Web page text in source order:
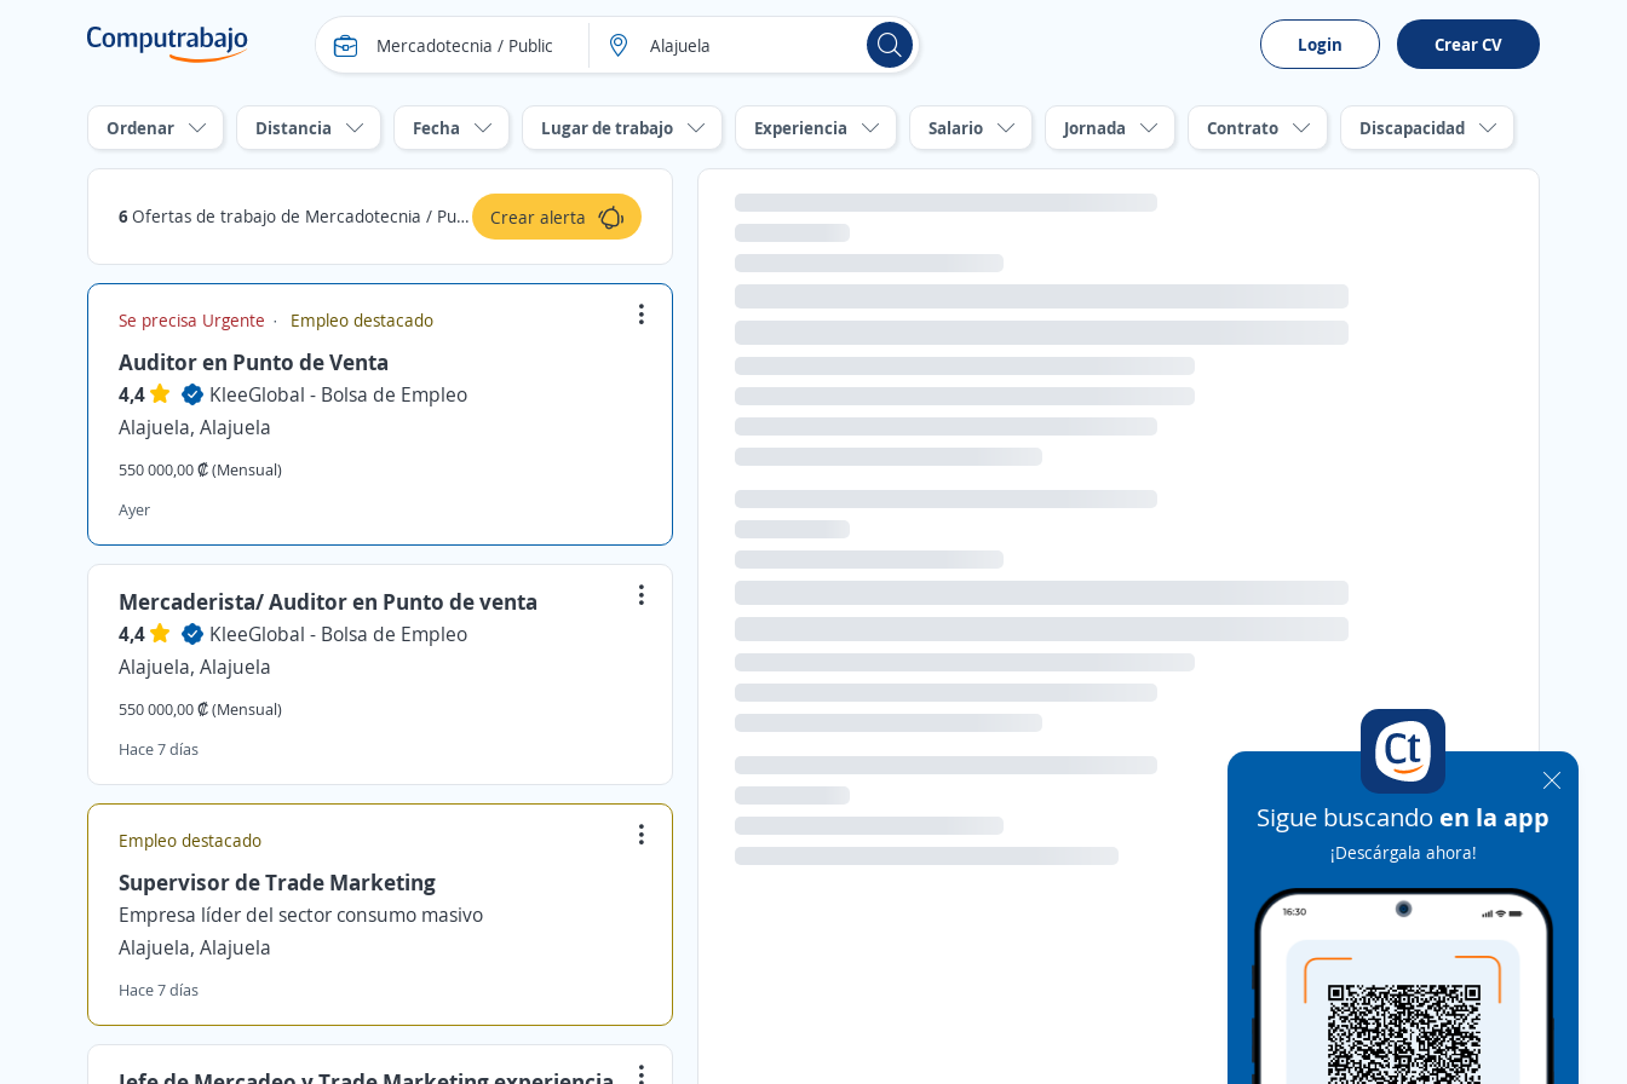
Login Crear CV
Ordenar Distancia Fecha Lugar de trabajo Experiencia Salario Jornada Contrato Discapacidad
6Ofertas de trabajo de Mercadotecnia / Publicidad / Comunicación en Alajuela, Alajuela Crear alerta
Se precisa Urgente Empleo destacado
Auditor en Punto de Venta
4,4
KleeGlobal - Bolsa de Empleo
Alajuela, Alajuela
550 000,00 ₡ (Mensual)
Ayer
Mercaderista/ Auditor en Punto de venta
4,4
KleeGlobal - Bolsa de Empleo
Alajuela, Alajuela
550 000,00 ₡ (Mensual)
Hace 7 días
Empleo destacado
Supervisor de Trade Marketing
Empresa líder del sector consumo masivo
Alajuela, Alajuela
Hace 7 días
Sigue buscando en la app
¡Descárgala ahora!